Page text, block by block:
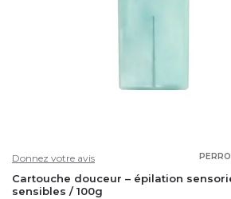
Donnez votre avis
Cartouche douceur – épilation
sensibles / 100g